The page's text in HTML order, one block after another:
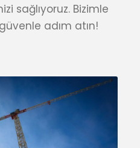
sağlıyoruz. Bizimle
adım atın!